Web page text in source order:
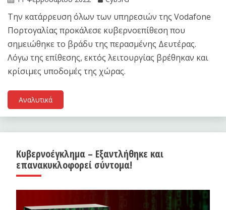
Την κατάρρευση όλων των υπηρεσιών της Vodafone
Πορτογαλίας προκάλεσε κυβερνοεπίθεση που
σημειώθηκε το βράδυ της περασμένης Δευτέρας.
Λόγω της επίθεσης, εκτός λειτουργίας βρέθηκαν και
κρίσιμες υποδομές της χώρας.
Αναλυτικά
Κυβερνοέγκλημα – Εξαντλήθηκε και
επανακυκλοφορεί σύντομα!